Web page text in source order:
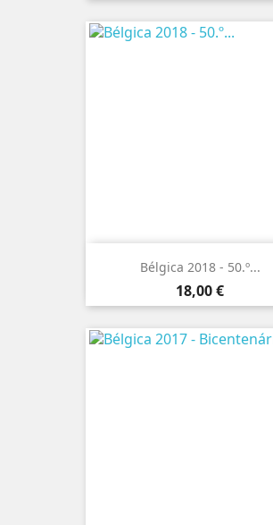
Bélgica 2018 - 50.º...
Preço
18,00 €